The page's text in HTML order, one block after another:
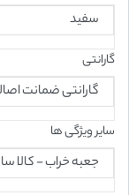
گارانتی
سایر ویژگی ها